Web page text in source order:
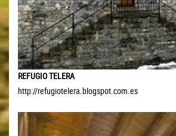
REFUGIO TELERA
http://refugiotelera.blogspot.com.es